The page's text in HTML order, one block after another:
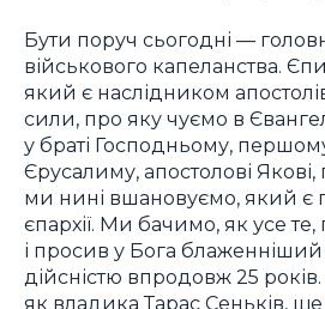
Бути поруч сьогодні —
військового капеланства.
який є наслідником
сили, про яку чуємо в
у браті Господньому,
Єрусалиму, апостолові Якові,
ми нині вшановуємо, який є
єпархії. Ми бачимо, як усе
і просив у Бога
дійсністю впродовж 25
як владика Тарас Сеньків,